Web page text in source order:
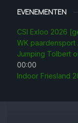
EVENEMENTEN
CSI Exloo 2026
WK paardensport
Jumping Tolbert
00:00
Indoor Friesland